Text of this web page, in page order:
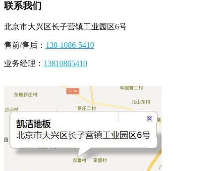
联系我们
北京市大兴区长子营镇工业园区6号
售前/售后： 138-1086-5410
业务经理： 13810865410